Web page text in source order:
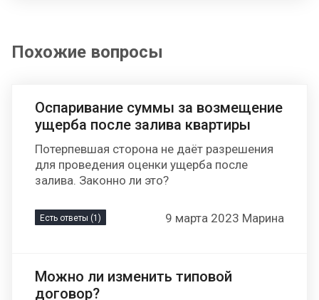
Похожие вопросы
Оспаривание суммы за возмещение
ущерба после залива квартиры
Потерпевшая сторона не даёт разрешения
для проведения оценки ущерба после
залива. Законно ли это?
Есть ответы (1) 9 марта 2023 Марина
Можно ли изменить типовой
договор?